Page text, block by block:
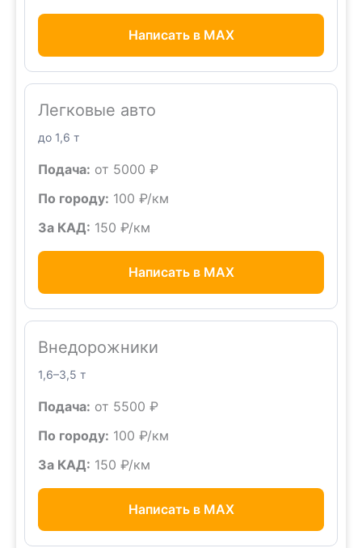
Написать в MAX
Легковые авто
до 1,6 т
Подача: от 5000 ₽
По городу: 100 ₽/км
За КАД: 150 ₽/км
Написать в MAX
Внедорожники
1,6–3,5 т
Подача: от 5500 ₽
По городу: 100 ₽/км
За КАД: 150 ₽/км
Написать в MAX